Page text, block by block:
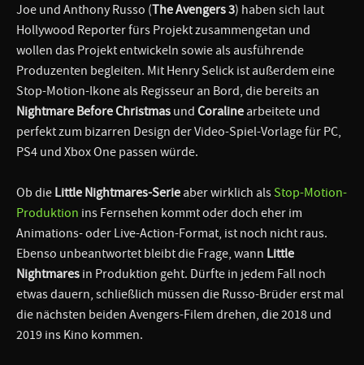
Joe und Anthony Russo (The Avengers 3) haben sich laut
Hollywood Reporter fürs Projekt zusammengetan und
wollen das Projekt entwickeln sowie als ausführende
Produzenten begleiten. Mit Henry Selick ist außerdem eine
Stop-Motion-Ikone als Regisseur an Bord, die bereits an
Nightmare Before Christmas und Coraline arbeitete und
perfekt zum bizarren Design der Video-Spiel-Vorlage für PC,
PS4 und Xbox One passen würde.
Ob die Little Nightmares-Serie aber wirklich als Stop-Motion-
Produktion ins Fernsehen kommt oder doch eher im
Animations- oder Live-Action-Format, ist noch nicht raus.
Ebenso unbeantwortet bleibt die Frage, wann Little
Nightmares in Produktion geht. Dürfte in jedem Fall noch
etwas dauern, schließlich müssen die Russo-Brüder erst mal
die nächsten beiden Avengers-Filem drehen, die 2018 und
2019 ins Kino kommen.